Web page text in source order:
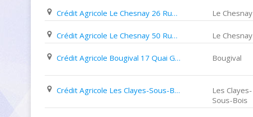
Crédit Agricole Le Chesnay 26 Rue de Versailles Le Chesnay
Crédit Agricole Le Chesnay 50 Rue Pottier Le Chesnay
Crédit Agricole Bougival 17 Quai Georges Clémenceau Bougival
Crédit Agricole Les Clayes-Sous-Bois 2 Avenue Jules Ferry
Les Clayes-
Sous-Bois